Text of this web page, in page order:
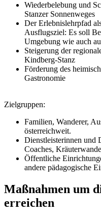
Wiederbelebung und
Stanzer Sonnenweges
Der Erlebnislehrpfad
Ausflugsziel: Es soll
Umgebung wie auch
Steigerung der
Kindberg-Stanz
Förderung des
Gastronomie
Zielgruppen:
Familien, Wanderer,
österreichweit.
Dienstleisterinnen und
Coaches,
Öffentliche
andere pädagogische
Maßnahmen um
erreichen